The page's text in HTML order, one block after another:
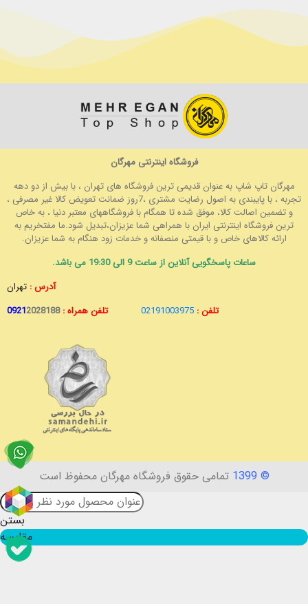
فروشگاه اینترنتی مهرگان
مهرگان تاپ شاپ به عنوان قدیمی ترین فروشگاه های تهران ، با بیش از دو دهه
تجربه ، با پایبندی به اصول رضایت مشتری ،7روز ضمانت تعویض کالا غیر مصرفی ،
و تضمین اصالت کالا، موفق شده تا همگام با فروشگاههای معتبر دنیا ، به خاص
ترین فروشگاه اینترنتی ایران با همراهی شما عزیزان،تبدیل شود.ما مفتخریم به
ارائه کالاهای خاص و با قیمتی منصفانه و خدمات زود هنگام به شما عزیزان.
ساعات پاسخگویی آنلاین از ساعت 9 الی 19:30 می باشد.
آدرس : تهران
تلفن : 02191003975 تلفن همراه : 09212028188
© 1399 تمامی حقوق فروشگاه مهرگان محفوظ است
بستن
مقایسه